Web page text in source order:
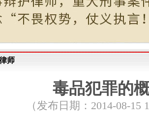
师
毒品犯罪的
（发布日期：2014-08-15